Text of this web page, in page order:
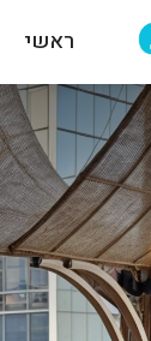
ראשי